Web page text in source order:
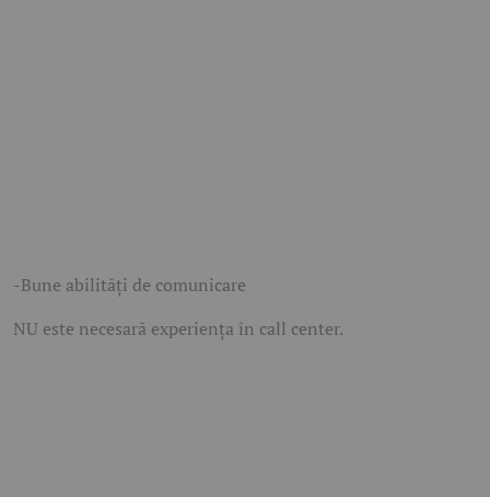
-Bune abilităţi de comunicare
NU este necesară experienţa în call center.